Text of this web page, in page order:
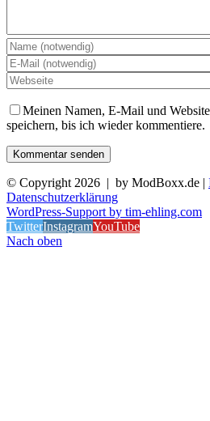
Meinen Namen, E-Mail und
speichern, bis ich wieder kommentiere.
© Copyright 2026 | by ModBoxx.de |
Datenschutzerklärung
WordPress-Support by tim-ehling.com
TwitterInstagramYouTube
Nach oben